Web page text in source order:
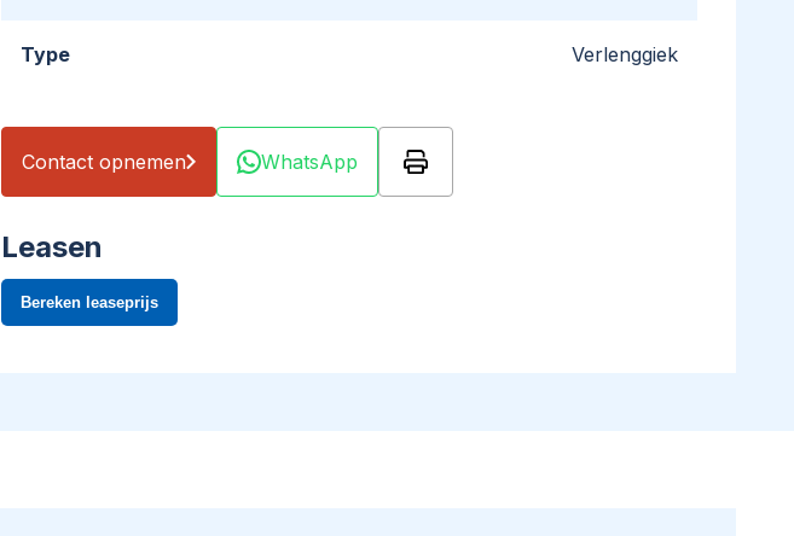
Type Verlenggiek
Contact opnemen WhatsApp
Leasen